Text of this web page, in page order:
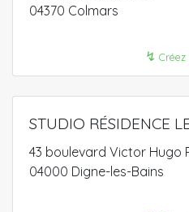
04370 Colmars
↯
STUDIO RÉSIDENCE
43 boulevard Victor Hugo
04000 Digne-les-Bains